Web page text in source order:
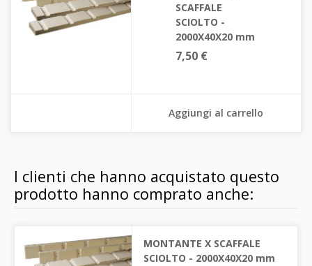
SCAFFALE
SCIOLTO -
2000X40X20 mm
7,50 €
Aggiungi al carrello
I clienti che hanno acquistato questo
prodotto hanno comprato anche:
MONTANTE X SCAFFALE
SCIOLTO - 2000X40X20 mm